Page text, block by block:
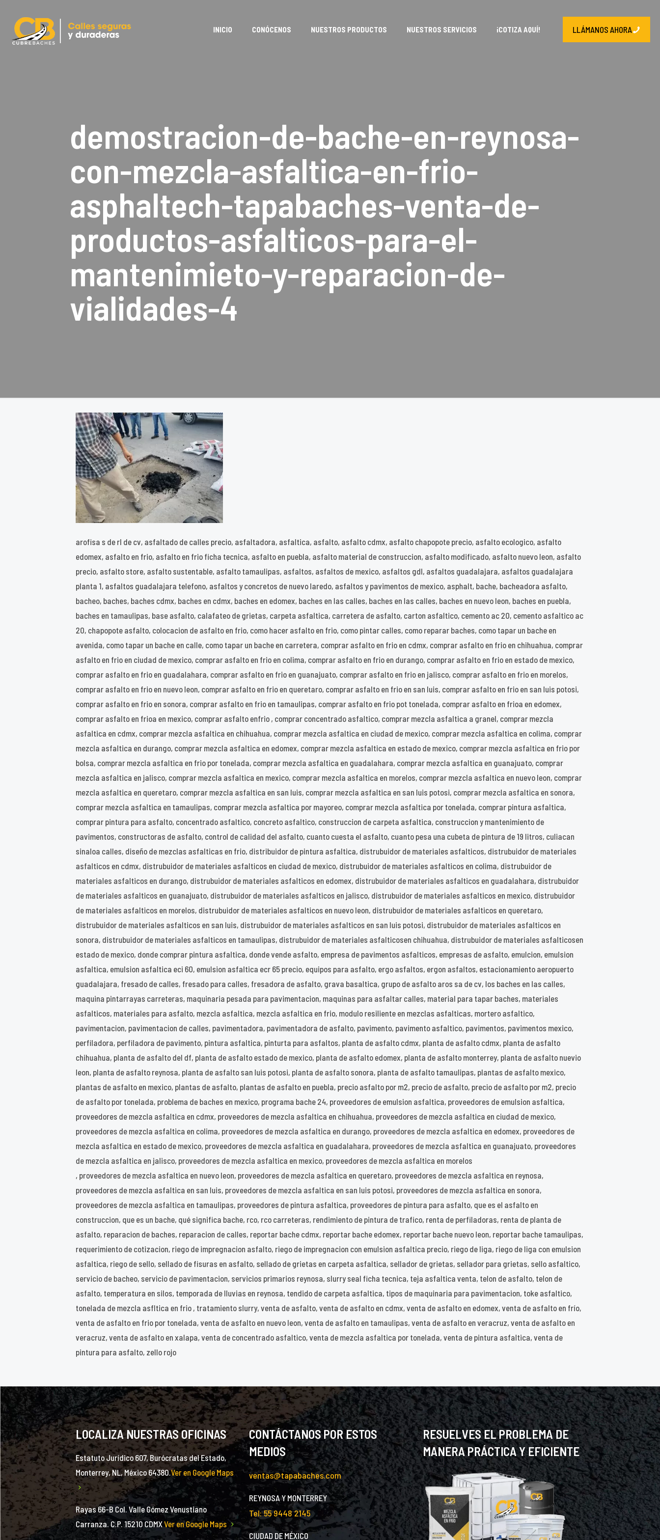
INICIO CONÓCENOS NUESTROS PRODUCTOS NUESTROS SERVICIOS ¡COTIZA AQUÍ! LLÁMANOS AHORA
demostracion-de-bache-en-reynosa-
con-mezcla-asfaltica-en-frio-
asphaltech-tapabaches-venta-de-
productos-asfalticos-para-el-
mantenimieto-y-reparacion-de-
vialidades-4
arofisa s de rl de cv, asfaltado de calles precio, asfaltadora, asfaltica, asfalto, asfalto cdmx, asfalto chapopote precio, asfalto ecologico, asfalto
edomex, asfalto en frio, asfalto en frio ficha tecnica, asfalto en puebla, asfalto material de construccion, asfalto modificado, asfalto nuevo leon, asfalto
precio, asfalto store, asfalto sustentable, asfalto tamaulipas, asfaltos, asfaltos de mexico, asfaltos gdl, asfaltos guadalajara, asfaltos guadalajara
planta 1, asfaltos guadalajara telefono, asfaltos y concretos de nuevo laredo, asfaltos y pavimentos de mexico, asphalt, bache, bacheadora asfalto,
bacheo, baches, baches cdmx, baches en cdmx, baches en edomex, baches en las calles, baches en las calles, baches en nuevo leon, baches en puebla,
baches en tamaulipas, base asfalto, calafateo de grietas, carpeta asfaltica, carretera de asfalto, carton asfaltico, cemento ac 20, cemento asfaltico ac
20, chapopote asfalto, colocacion de asfalto en frio, como hacer asfalto en frio, como pintar calles, como reparar baches, como tapar un bache en
avenida, como tapar un bache en calle, como tapar un bache en carretera, comprar asfalto en frio en cdmx, comprar asfalto en frio en chihuahua, comprar
asfalto en frio en ciudad de mexico, comprar asfalto en frio en colima, comprar asfalto en frio en durango, comprar asfalto en frio en estado de mexico,
comprar asfalto en frio en guadalahara, comprar asfalto en frio en guanajuato, comprar asfalto en frio en jalisco, comprar asfalto en frio en morelos,
comprar asfalto en frio en nuevo leon, comprar asfalto en frio en queretaro, comprar asfalto en frio en san luis, comprar asfalto en frio en san luis potosi,
comprar asfalto en frio en sonora, comprar asfalto en frio en tamaulipas, comprar asfalto en frio pot tonelada, comprar asfalto en frioa en edomex,
comprar asfalto en frioa en mexico, comprar asfalto enfrio , comprar concentrado asfaltico, comprar mezcla asfaltica a granel, comprar mezcla
asfaltica en cdmx, comprar mezcla asfaltica en chihuahua, comprar mezcla asfaltica en ciudad de mexico, comprar mezcla asfaltica en colima, comprar
mezcla asfaltica en durango, comprar mezcla asfaltica en edomex, comprar mezcla asfaltica en estado de mexico, comprar mezcla asfaltica en frio por
bolsa, comprar mezcla asfaltica en frio por tonelada, comprar mezcla asfaltica en guadalahara, comprar mezcla asfaltica en guanajuato, comprar
mezcla asfaltica en jalisco, comprar mezcla asfaltica en mexico, comprar mezcla asfaltica en morelos, comprar mezcla asfaltica en nuevo leon, comprar
mezcla asfaltica en queretaro, comprar mezcla asfaltica en san luis, comprar mezcla asfaltica en san luis potosi, comprar mezcla asfaltica en sonora,
comprar mezcla asfaltica en tamaulipas, comprar mezcla asfaltica por mayoreo, comprar mezcla asfaltica por tonelada, comprar pintura asfaltica,
comprar pintura para asfalto, concentrado asfaltico, concreto asfaltico, construccion de carpeta asfaltica, construccion y mantenimiento de
pavimentos, constructoras de asfalto, control de calidad del asfalto, cuanto cuesta el asfalto, cuanto pesa una cubeta de pintura de 19 litros, culiacan
sinaloa calles, diseño de mezclas asfalticas en frio, distribuidor de pintura asfaltica, distrubuidor de materiales asfalticos, distrubuidor de materiales
asfalticos en cdmx, distrubuidor de materiales asfalticos en ciudad de mexico, distrubuidor de materiales asfalticos en colima, distrubuidor de
materiales asfalticos en durango, distrubuidor de materiales asfalticos en edomex, distrubuidor de materiales asfalticos en guadalahara, distrubuidor
de materiales asfalticos en guanajuato, distrubuidor de materiales asfalticos en jalisco, distrubuidor de materiales asfalticos en mexico, distrubuidor
de materiales asfalticos en morelos, distrubuidor de materiales asfalticos en nuevo leon, distrubuidor de materiales asfalticos en queretaro,
distrubuidor de materiales asfalticos en san luis, distrubuidor de materiales asfalticos en san luis potosi, distrubuidor de materiales asfalticos en
sonora, distrubuidor de materiales asfalticos en tamaulipas, distrubuidor de materiales asfalticosen chihuahua, distrubuidor de materiales asfalticosen
estado de mexico, donde comprar pintura asfaltica, donde vende asfalto, empresa de pavimentos asfalticos, empresas de asfalto, emulcion, emulsion
asfaltica, emulsion asfaltica eci 60, emulsion asfaltica ecr 65 precio, equipos para asfalto, ergo asfaltos, ergon asfaltos, estacionamiento aeropuerto
guadalajara, fresado de calles, fresado para calles, fresadora de asfalto, grava basaltica, grupo de asfalto aros sa de cv, los baches en las calles,
maquina pintarrayas carreteras, maquinaria pesada para pavimentacion, maquinas para asfaltar calles, material para tapar baches, materiales
asfalticos, materiales para asfalto, mezcla asfaltica, mezcla asfaltica en frio, modulo resiliente en mezclas asfalticas, mortero asfaltico,
pavimentacion, pavimentacion de calles, pavimentadora, pavimentadora de asfalto, pavimento, pavimento asfaltico, pavimentos, pavimentos mexico,
perfiladora, perfiladora de pavimento, pintura asfaltica, pinturta para asfaltos, planta de asfalto cdmx, planta de asfalto cdmx, planta de asfalto
chihuahua, planta de asfalto del df, planta de asfalto estado de mexico, planta de asfalto edomex, planta de asfalto monterrey, planta de asfalto nuevio
leon, planta de asfalto reynosa, planta de asfalto san luis potosi, planta de asfalto sonora, planta de asfalto tamaulipas, plantas de asfalto mexico,
plantas de asfalto en mexico, plantas de asfalto, plantas de asfalto en puebla, precio asfalto por m2, precio de asfalto, precio de asfalto por m2, precio
de asfalto por tonelada, problema de baches en mexico, programa bache 24, proveedores de emulsion asfaltica, proveedores de emulsion asfaltica,
proveedores de mezcla asfaltica en cdmx, proveedores de mezcla asfaltica en chihuahua, proveedores de mezcla asfaltica en ciudad de mexico,
proveedores de mezcla asfaltica en colima, proveedores de mezcla asfaltica en durango, proveedores de mezcla asfaltica en edomex, proveedores de
mezcla asfaltica en estado de mexico, proveedores de mezcla asfaltica en guadalahara, proveedores de mezcla asfaltica en guanajuato, proveedores
de mezcla asfaltica en jalisco, proveedores de mezcla asfaltica en mexico, proveedores de mezcla asfaltica en morelos
, proveedores de mezcla asfaltica en nuevo leon, proveedores de mezcla asfaltica en queretaro, proveedores de mezcla asfaltica en reynosa,
proveedores de mezcla asfaltica en san luis, proveedores de mezcla asfaltica en san luis potosi, proveedores de mezcla asfaltica en sonora,
proveedores de mezcla asfaltica en tamaulipas, proveedores de pintura asfaltica, proveedores de pintura para asfalto, que es el asfalto en
construccion, que es un bache, qué significa bache, rco, rco carreteras, rendimiento de pintura de trafico, renta de perfiladoras, renta de planta de
asfalto, reparacion de baches, reparacion de calles, reportar bache cdmx, reportar bache edomex, reportar bache nuevo leon, reportar bache tamaulipas,
requerimiento de cotizacion, riego de impregnacion asfalto, riego de impregnacion con emulsion asfaltica precio, riego de liga, riego de liga con emulsion
asfaltica, riego de sello, sellado de fisuras en asfalto, sellado de grietas en carpeta asfaltica, sellador de grietas, sellador para grietas, sello asfaltico,
servicio de bacheo, servicio de pavimentacion, servicios primarios reynosa, slurry seal ficha tecnica, teja asfaltica venta, telon de asfalto, telon de
asfalto, temperatura en silos, temporada de lluvias en reynosa, tendido de carpeta asfaltica, tipos de maquinaria para pavimentacion, toke asfaltico,
tonelada de mezcla asfltica en frio , tratamiento slurry, venta de asfalto, venta de asfalto en cdmx, venta de asfalto en edomex, venta de asfalto en frío,
venta de asfalto en frio por tonelada, venta de asfalto en nuevo leon, venta de asfalto en tamaulipas, venta de asfalto en veracruz, venta de asfalto en
veracruz, venta de asfalto en xalapa, venta de concentrado asfaltico, venta de mezcla asfaltica por tonelada, venta de pintura asfaltica, venta de
pintura para asfalto, zello rojo
LOCALIZA NUESTRAS OFICINAS
Estatuto Jurídico 607, Burócratas del Estado,
Monterrey, NL, México 64380.Ver en Google Maps
Rayas 66-B Col. Valle Gómez Venustiano
Carranza. C.P. 15210 CDMXVer en Google Maps
CONTÁCTANOS POR ESTOS
MEDIOS
ventas@tapabaches.com
REYNOSA Y MONTERREY
Tel: 55 9448 2145
CIUDAD DE MÉXICO
RESUELVES EL PROBLEMA DE
MANERA PRÁCTICA Y EFICIENTE